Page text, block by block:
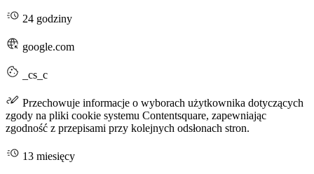
24 godziny
google.com
_cs_c
Przechowuje informacje o wyborach użytkownika dotyczących
zgody na pliki cookie systemu Contentsquare, zapewniając
zgodność z przepisami przy kolejnych odsłonach stron.
13 miesięcy